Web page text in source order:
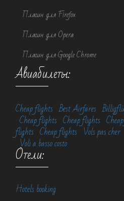
Плагин для Firefox
Плагин для Opera
Плагин для Google Chrome
Авиабилеты:
Cheap flights Best Airfares
Cheap flights Cheap flights
flights Cheap flights Vols pas cher
Voli a basso costo
Отели:
Hotels booking